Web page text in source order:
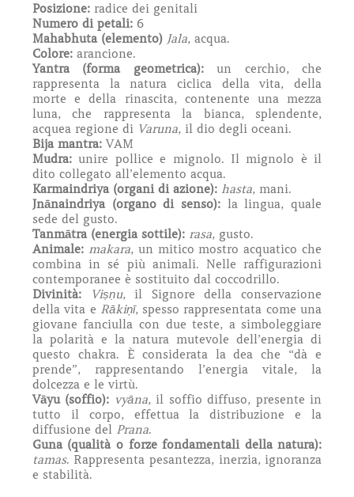
Posizione:radice dei genitali
Numero di petali: 6
Mahabhuta (elemento) Jala, acqua.
Colore: arancione.
Yantra (forma geometrica):un cerchio, che
rappresenta la natura ciclica della vita, della
morte e della rinascita, contenente una mezza
luna, che rappresenta la bianca, splendente,
acquea regione di Varuna, il dio degli oceani.
Bija mantra:VAM
Mudra:unire pollice e mignolo. Il mignolo è il
dito collegato all’elemento acqua.
Karmaindriya (organi di azione): hasta, mani.
Jnānaindriya (organo di senso): la lingua, quale
sede del gusto.
Tanmātra (energia sottile): rasa, gusto.
Animale: makara, un mitico mostro acquatico che
combina in sé più animali. Nelle raffigurazioni
contemporanee è sostituito dal coccodrillo.
Divinità:
Viṣṇu, il Signore della conservazione
della vita e Rākiņī, spesso rappresentata come una
giovane fanciulla con due teste, a simboleggiare
la polarità e la natura mutevole dell’energia di
questo chakra. È considerata la dea che “dà e
prende”, rappresentando l’energia vitale, la
dolcezza e le virtù.
Vāyu (soffio): vyāna, il soffio diffuso, presente in
tutto il corpo, effettua la distribuzione e la
diffusione del Prana.
Guna (qualità o forze fondamentali della natura):
tamas. Rappresenta pesantezza, inerzia, ignoranza
e stabilità.